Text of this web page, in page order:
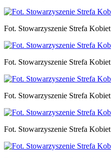
Fot. Stowarzyszenie Strefa Kobiet
Fot. Stowarzyszenie Strefa Kobiet
Fot. Stowarzyszenie Strefa Kobiet
Fot. Stowarzyszenie Strefa Kobiet